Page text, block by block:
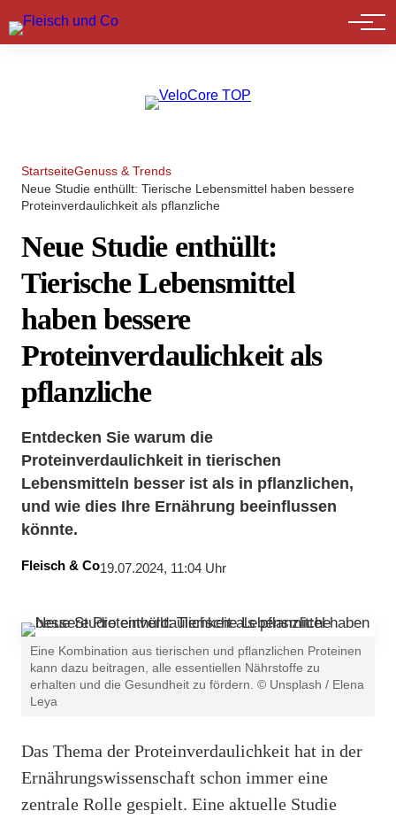
Marktführer
StartseiteGenuss & Trends
Neue Studie enthüllt: Tierische Lebensmittel haben bessere
Proteinverdaulichkeit als pflanzliche
Neue Studie enthüllt:
Tierische Lebensmittel
haben bessere
Proteinverdaulichkeit als
pflanzliche
Entdecken Sie warum die
Proteinverdaulichkeit in tierischen
Lebensmitteln besser ist als in pflanzlichen,
und wie dies Ihre Ernährung beeinflussen
könnte.
Fleisch & Co19.07.2024, 11:04 Uhr
Eine Kombination aus tierischen und pflanzlichen Proteinen
kann dazu beitragen, alle essentiellen Nährstoffe zu
erhalten und die Gesundheit zu fördern. © Unsplash / Elena
Leya
Das Thema der Proteinverdaulichkeit hat in der
Ernährungswissenschaft schon immer eine
zentrale Rolle gespielt. Eine aktuelle Studie